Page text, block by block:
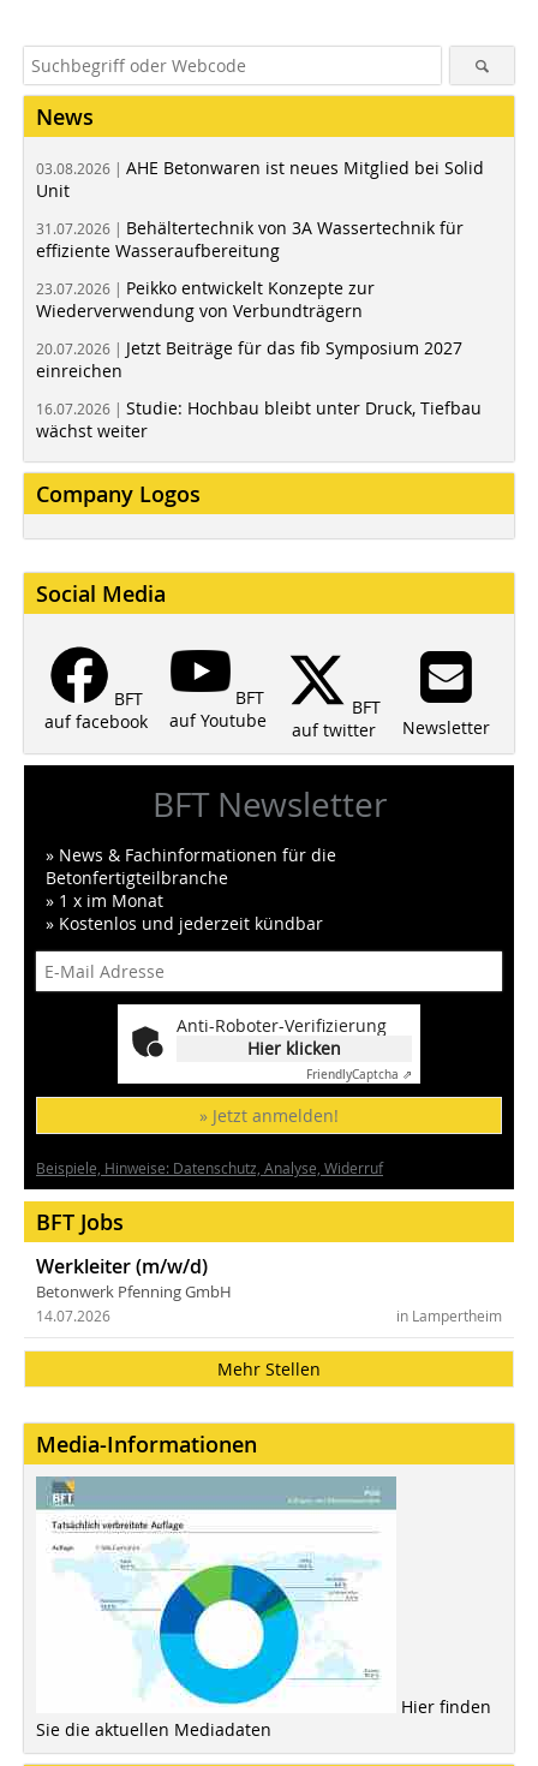
News
03.08.2026 | AHE Betonwaren ist neues Mitglied bei Solid
Unit
31.07.2026 | Behältertechnik von 3A Wassertechnik für
effiziente Wasseraufbereitung
23.07.2026 | Peikko entwickelt Konzepte zur
Wiederverwendung von Verbundträgern
20.07.2026 | Jetzt Beiträge für das fib Symposium 2027
einreichen
16.07.2026 | Studie: Hochbau bleibt unter Druck, Tiefbau
wächst weiter
Company Logos
Social Media
BFT
auf facebook
BFT
auf Youtube
BFT
auf twitter
Newsletter
BFT Newsletter
» News & Fachinformationen für die
Betonfertigteilbranche
» 1 x im Monat
» Kostenlos und jederzeit kündbar
Anti-Roboter-Verifizierung
Hier klicken
FriendlyCaptcha ⇗
» Jetzt anmelden!
Beispiele, Hinweise: Datenschutz, Analyse, Widerruf
BFT Jobs
Werkleiter (m/w/d)
Betonwerk Pfenning GmbH
in Lampertheim
14.07.2026
Mehr Stellen
Media-Informationen
Hier finden
Sie die aktuellen Mediadaten